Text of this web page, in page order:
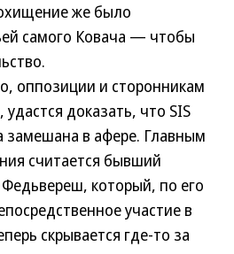
же было
самого Ковача — чтобы
оппозиции и сторонникам
доказать, что SIS
замешана в афере. Главным
считается бывший
Федьвереш, который, по его
участие в
скрывается где-то за